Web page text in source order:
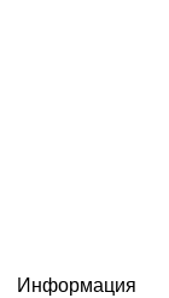
Информация